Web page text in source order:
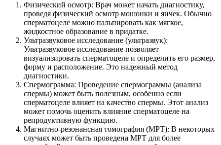
Физический осмотр: Врач может начать диагностику,
проведя физический осмотр мошонки и яичек. Обычно
сперматоцеле можно пальпировать как мягкое,
жидкостное образование в придатке.
Ультразвуковое исследование (ультразвук):
Ультразвуковое исследование позволяет
визуализировать сперматоцеле и определить его размер,
форму и расположение. Это надежный метод
диагностики.
Спермограмма: Проведение спермограммы (анализа
спермы) может быть полезным, особенно если
сперматоцеле влияет на качество спермы. Этот анализ
может помочь оценить влияние сперматоцеле на
репродуктивную функцию.
Магнитно-резонансная томография (МРТ): В некоторых
случаях может быть проведена МРТ для более